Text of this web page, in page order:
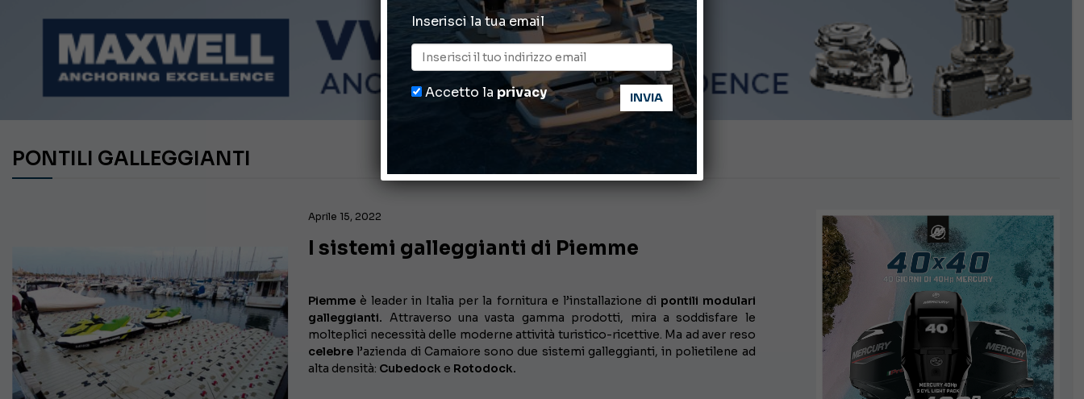
Gommoni Callegari acquisisce Geniuss
PONTILI GALLEGGIANTI
Aprile 15, 2022
I sistemi galleggianti di Piemme
Piemme è leader in Italia per la fornitura e l’installazione di pontili modulari
galleggianti. Attraverso una vasta gamma prodotti, mira a soddisfare le
molteplici necessità delle moderne attività turistico-ricettive. Ma ad aver reso
celebre l’azienda di Camaiore sono due sistemi galleggianti, in polietilene ad
alta densità: Cubedock e Rotodock.
Inserisci la tua email
Accetto la privacy